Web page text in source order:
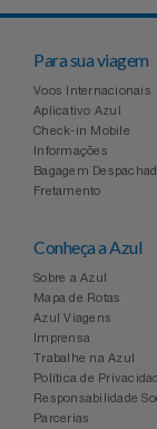
Para sua viagem
Voos Internacionais
Aplicativo Azul
Check-in Mobile
Informações
Bagagem
Fretamento
Conheça a Azul
Sobre a Azul
Mapa de Rotas
Azul Viagens
Imprensa
Trabalhe na Azul
Política de
Responsabilidade
Parcerias